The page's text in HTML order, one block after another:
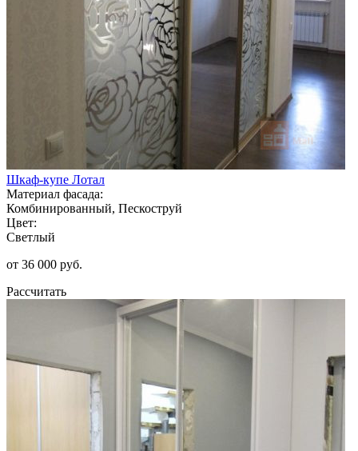
Шкаф-купе Лотал
Материал фасада:
Комбинированный, Пескоструй
Цвет:
Светлый
от 36 000 руб.
Рассчитать